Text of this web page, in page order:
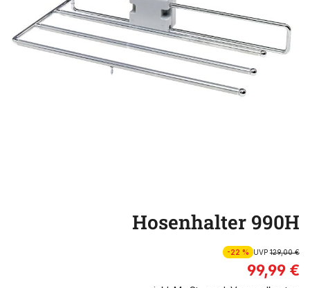
Hosenhalter 990H
-22 % UVP129,00 €
99,99 €